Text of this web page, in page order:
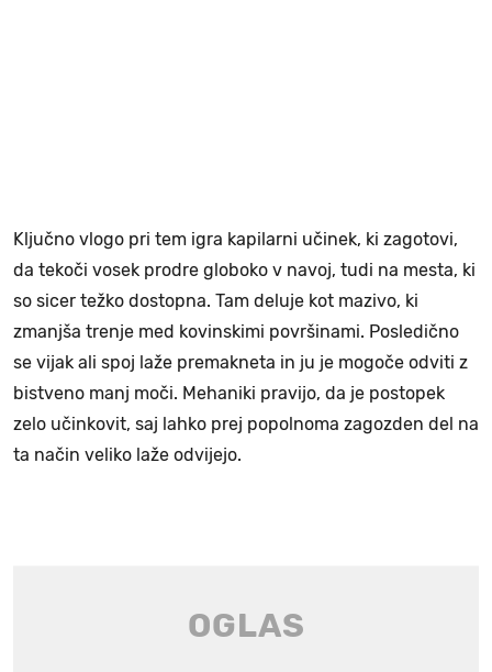
Ključno vlogo pri tem igra kapilarni učinek, ki zagotovi,
da tekoči vosek prodre globoko v navoj, tudi na mesta, ki
so sicer težko dostopna. Tam deluje kot mazivo, ki
zmanjša trenje med kovinskimi površinami. Posledično
se vijak ali spoj laže premakneta in ju je mogoče odviti z
bistveno manj moči. Mehaniki pravijo, da je postopek
zelo učinkovit, saj lahko prej popolnoma zagozden del na
ta način veliko laže odvijejo.